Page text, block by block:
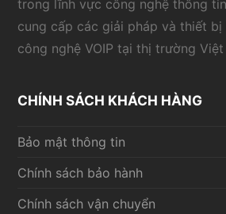
trong lĩnh vực công nghệ thông
cung cấp các giải pháp và thiết bị
công nghệ VOIP tại thị trường Việt
CHÍNH SÁCH KHÁCH HÀNG
Bảo mật thông tin
Chính sách bảo hành
Chính sách vận chuyển